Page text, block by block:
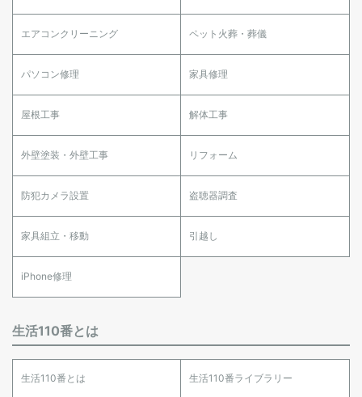
エアコンクリーニング ペット火葬・葬儀
パソコン修理 家具修理
屋根工事 解体工事
外壁塗装・外壁工事 リフォーム
防犯カメラ設置 盗聴器調査
家具組立・移動 引越し
iPhone修理
生活110番とは
生活110番とは 生活110番ライブラリー